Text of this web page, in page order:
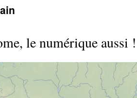
le numérique aussi !